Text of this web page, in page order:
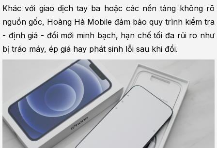
Khác với giao dịch tay ba hoặc các nền tảng không rõ
nguồn gốc, Hoàng Hà Mobile đảm bảo quy trình kiểm tra
- định giá - đổi mới minh bạch, hạn chế tối đa rủi ro như
bị tráo máy, ép giá hay phát sinh lỗi sau khi đổi.